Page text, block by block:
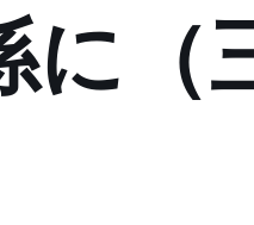
に（